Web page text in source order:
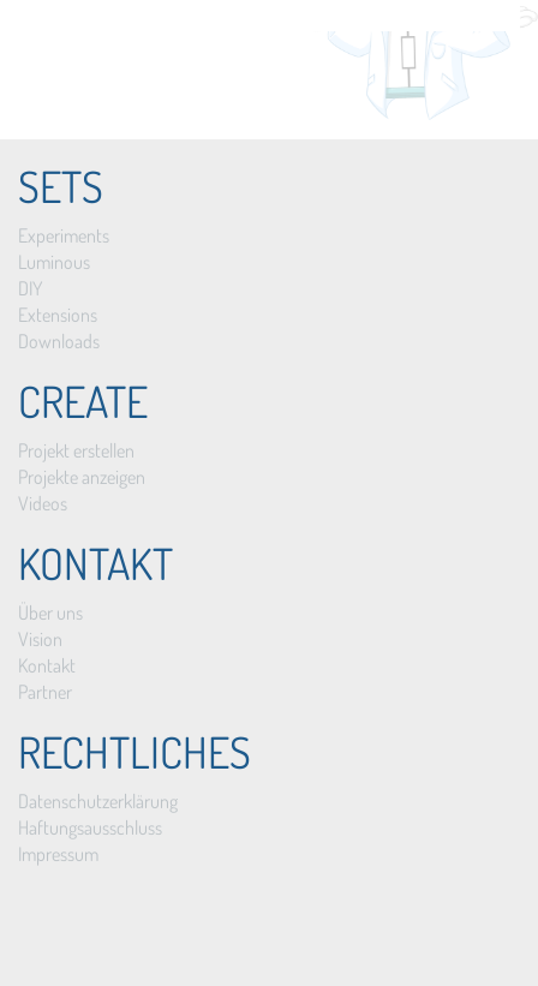
SETS
Experiments
Luminous
DIY
Extensions
Downloads
CREATE
Projekt erstellen
Projekte anzeigen
Videos
KONTAKT
Über uns
Vision
Kontakt
Partner
RECHTLICHES
Datenschutzerklärung
Haftungsausschluss
Impressum